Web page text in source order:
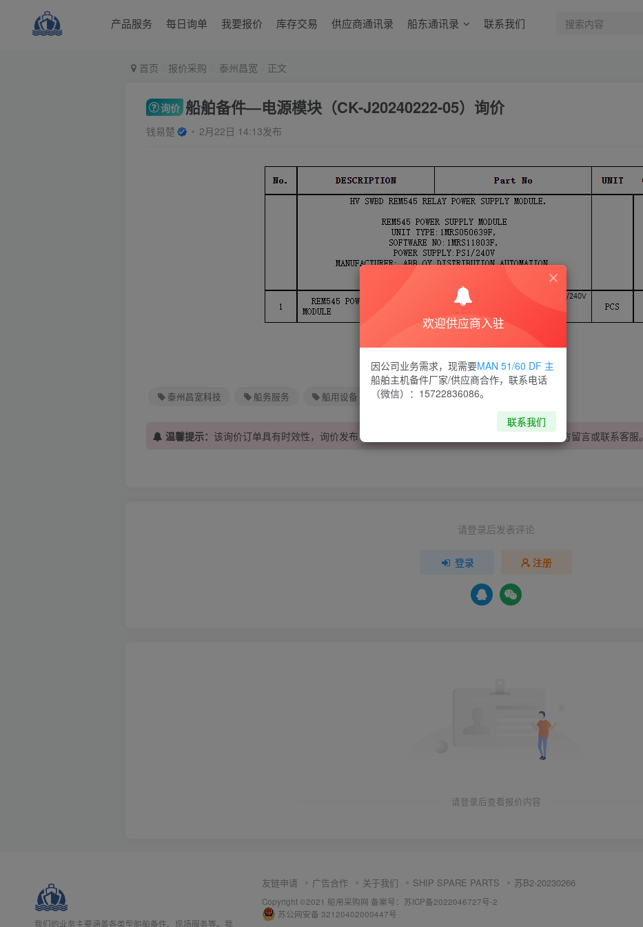
产品服务 每日询单 我要报价 库存交易 供应商通讯录 船东通讯录 联系我们
首页 报价采购 泰州昌宽 正文
询价 船舶备件—电源模块（CK-J20240222-05）询价
钱易楚 2月22日 14:13发布
泰州昌宽科技 船务服务 船用设备 船舶物料 船舶配件
温馨提示： 该询价订单具有时效性，询价发布 内报价有效，若有疑问或其他问题，请在下方留言或联系客服。
请登录后发表评论
登录 注册
请登录后查看报价内容
我们的业务主要涵盖各类型船舶备件、现场服务等。我
友链申请 广告合作 关于我们 SHIP SPARE PARTS 苏B2-20230266
Copyright ©2021 船用采购网 备案号：苏ICP备2022046727号-2
苏公网安备 32120402000447号
欢迎供应商入驻
因公司业务需求，现需要MAN 51/60 DF 主
船舶主机备件厂家/供应商合作，联系电话
（微信）：15722836086。
联系我们